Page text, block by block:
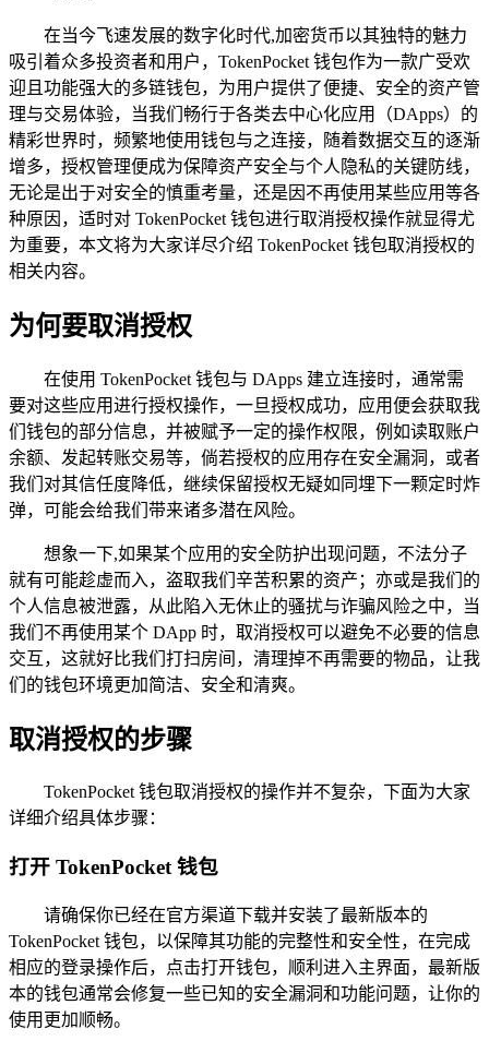
在当今飞速发展的数字化时代,加密货币以其独特的魅力
吸引着众多投资者和用户，TokenPocket 钱包作为一款广受欢
迎且功能强大的多链钱包，为用户提供了便捷、安全的资产管
理与交易体验，当我们畅行于各类去中心化应用（DApps）的
精彩世界时，频繁地使用钱包与之连接，随着数据交互的逐渐
增多，授权管理便成为保障资产安全与个人隐私的关键防线，
无论是出于对安全的慎重考量，还是因不再使用某些应用等各
种原因，适时对 TokenPocket 钱包进行取消授权操作就显得尤
为重要，本文将为大家详尽介绍 TokenPocket 钱包取消授权的
相关内容。
为何要取消授权
在使用 TokenPocket 钱包与 DApps 建立连接时，通常需
要对这些应用进行授权操作，一旦授权成功，应用便会获取我
们钱包的部分信息，并被赋予一定的操作权限，例如读取账户
余额、发起转账交易等，倘若授权的应用存在安全漏洞，或者
我们对其信任度降低，继续保留授权无疑如同埋下一颗定时炸
弹，可能会给我们带来诸多潜在风险。
想象一下,如果某个应用的安全防护出现问题，不法分子
就有可能趁虚而入，盗取我们辛苦积累的资产；亦或是我们的
个人信息被泄露，从此陷入无休止的骚扰与诈骗风险之中，当
我们不再使用某个 DApp 时，取消授权可以避免不必要的信息
交互，这就好比我们打扫房间，清理掉不再需要的物品，让我
们的钱包环境更加简洁、安全和清爽。
取消授权的步骤
TokenPocket 钱包取消授权的操作并不复杂，下面为大家
详细介绍具体步骤：
打开 TokenPocket 钱包
请确保你已经在官方渠道下载并安装了最新版本的
TokenPocket 钱包，以保障其功能的完整性和安全性，在完成
相应的登录操作后，点击打开钱包，顺利进入主界面，最新版
本的钱包通常会修复一些已知的安全漏洞和功能问题，让你的
使用更加顺畅。